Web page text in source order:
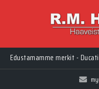
Edustamamme merkit -